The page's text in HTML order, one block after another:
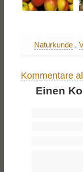
Naturkunde,
Kommentare
Einen